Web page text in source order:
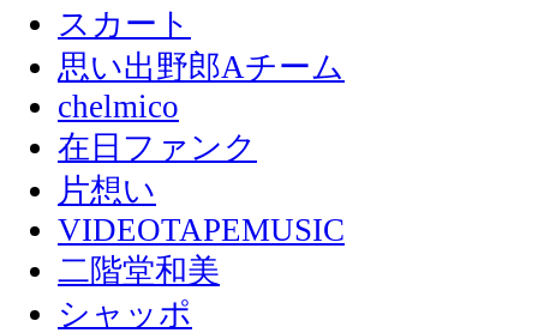
スカート
思い出野郎Aチーム
chelmico
在日ファンク
片想い
VIDEOTAPEMUSIC
二階堂和美
シャッポ